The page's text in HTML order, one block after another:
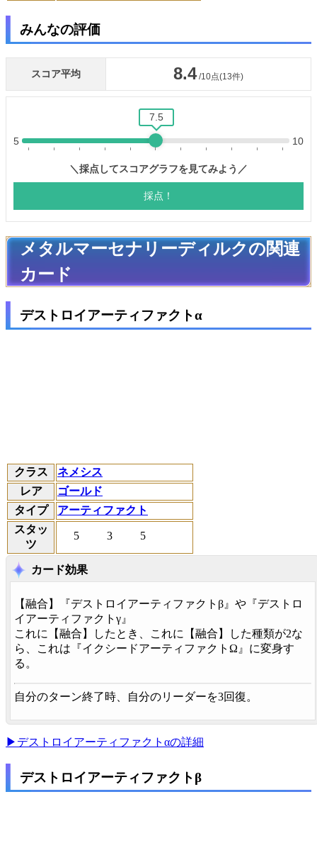
みんなの評価
メタルマーセナリーディルクの関連
カード
デストロイアーティファクトα
クラス
ネメシス
レア
ゴールド
タイプ
アーティファクト
スタッ
ツ
5 3 5
カード効果
【融合 】『デストロイアーティファクトβ』や『デストロ
イアーティファクトγ』
これに【融合 】したとき、これに【融合 】した種類が2な
ら、これは『イクシードアーティファクトΩ』に変身す
る。
自分のターン終了時、自分のリーダーを3回復。
▶デストロイアーティファクトαの詳細
デストロイアーティファクトβ